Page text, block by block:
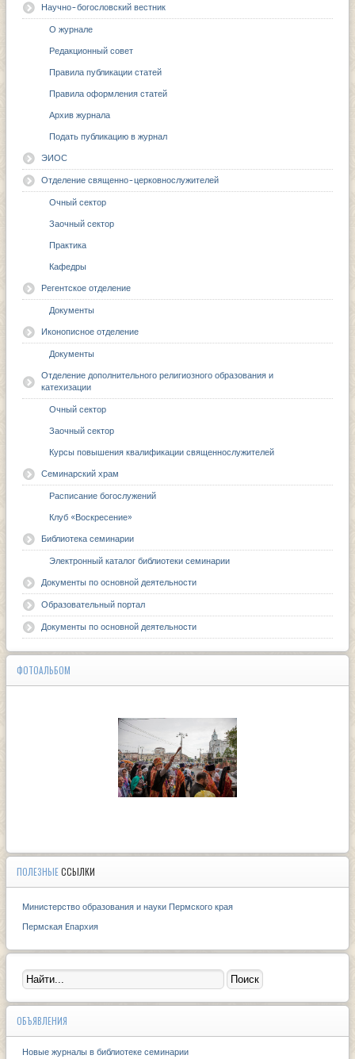
Научно-богословский вестник
О журнале
Редакционный совет
Правила публикации статей
Правила оформления статей
Архив журнала
Подать публикацию в журнал
ЭИОС
Отделение священно-церковнослужителей
Очный сектор
Заочный сектор
Практика
Кафедры
Регентское отделение
Документы
Иконописное отделение
Документы
Отделение дополнительного религиозного образования и
катехизации
Очный сектор
Заочный сектор
Курсы повышения квалификации священнослужителей
Семинарский храм
Расписание богослужений
Клуб «Воскресение»
Библиотека семинарии
Электронный каталог библиотеки семинарии
Документы по основной деятельности
Образовательный портал
Документы по основной деятельности
ФОТОАЛЬБОМ
ПОЛЕЗНЫЕССЫЛКИ
Министерство образования и науки Пермского края
Пермская Eпархия
ОБЪЯВЛЕНИЯ
Новые журналы в библиотеке семинарии